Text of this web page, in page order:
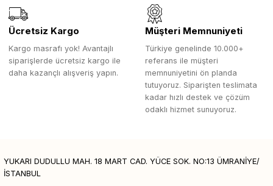
Ücretsiz Kargo
Kargo masrafı yok! Avantajlı
siparişlerde ücretsiz kargo ile
daha kazançlı alışveriş yapın.
Müşteri Memnuniyeti
Türkiye genelinde 10.000+
referans ile müşteri
memnuniyetini ön planda
tutuyoruz. Siparişten teslimata
kadar hızlı destek ve çözüm
odaklı hizmet sunuyoruz.
YUKARI DUDULLU MAH. 18 MART CAD. YÜCE SOK. NO:13 ÜMRANİYE/
İSTANBUL